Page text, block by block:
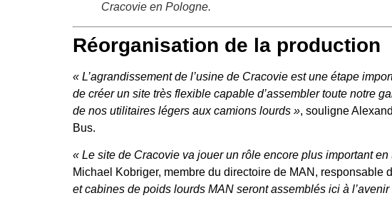
Cracovie en Pologne.
Réorganisation de la production
« L’agrandissement de l’usine de Cracovie est une étape
de créer un site très flexible capable d’assembler toute notre
de nos utilitaires légers aux camions lourds », souligne
Bus.
« Le site de Cracovie va jouer un rôle encore plus important
Michael Kobriger, membre du directoire de MAN, responsable
et cabines de poids lourds MAN seront assemblés ici à l’avenir